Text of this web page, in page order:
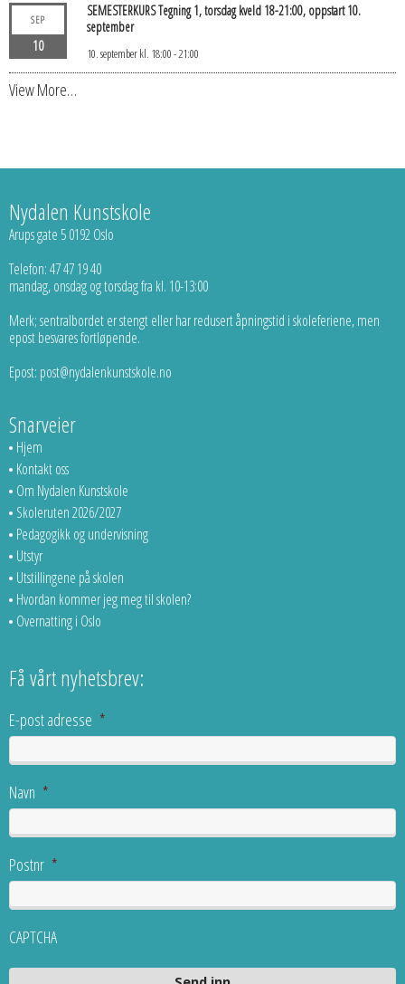
SEP
10
SEMESTERKURS Tegning 1, torsdag kveld 18-21:00, oppstart 10.
september
10. september kl. 18:00-21:00
View More…
Nydalen Kunstskole
Arups gate 5 0192 Oslo
Telefon: 47 47 19 40
mandag, onsdag og torsdag fra kl. 10-13:00
Merk; sentralbordet er stengt eller har redusert åpningstid i skoleferiene, men
epost besvares fortløpende.
Epost: post@nydalenkunstskole.no
Snarveier
Hjem
Kontakt oss
Om Nydalen Kunstskole
Skoleruten 2026/2027
Pedagogikk og undervisning
Utstyr
Utstillingene på skolen
Hvordan kommer jeg meg til skolen?
Overnatting i Oslo
Få vårt nyhetsbrev:
E-post adresse *
Navn *
Postnr *
CAPTCHA